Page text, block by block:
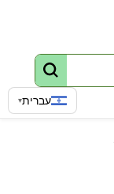
שפהעברית▾